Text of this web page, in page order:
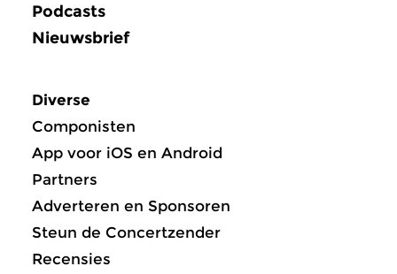
Podcasts
Nieuwsbrief
Diverse
Componisten
App voor iOS en Android
Partners
Adverteren en Sponsoren
Steun de Concertzender
Recensies